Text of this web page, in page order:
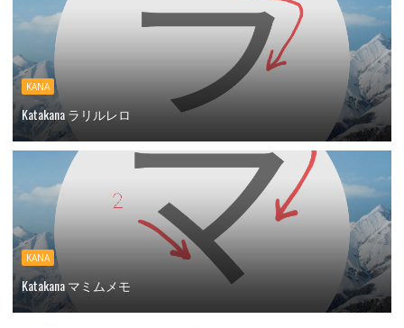
KANA
Katakana ラリルレロ
KANA
Katakana マミムメモ